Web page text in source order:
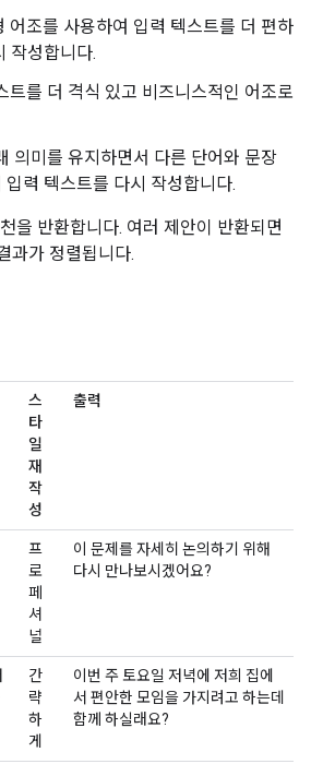
어조를 사용하여 입력 텍스트를 더 편하
작성합니다.
트를 더 격식 있고 비즈니스적인 어조로
의미를 유지하면서 다른 단어와 문장
입력 텍스트를 다시 작성합니다.
을 반환합니다. 여러 제안이 반환되면
과가 정렬됩니다.
스
타
일
재
작
성
출력
프
로
페
셔
널
이 문제를 자세히 논의하기 위해
다시 만나보시겠어요?
간
략
하
게
이번 주 토요일 저녁에 저희 집에
서 편안한 모임을 가지려고 하는데
함께 하실래요?